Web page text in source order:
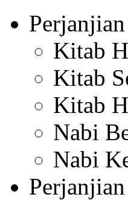
Kitab
Kitab
Kitab
Nabi
Nabi